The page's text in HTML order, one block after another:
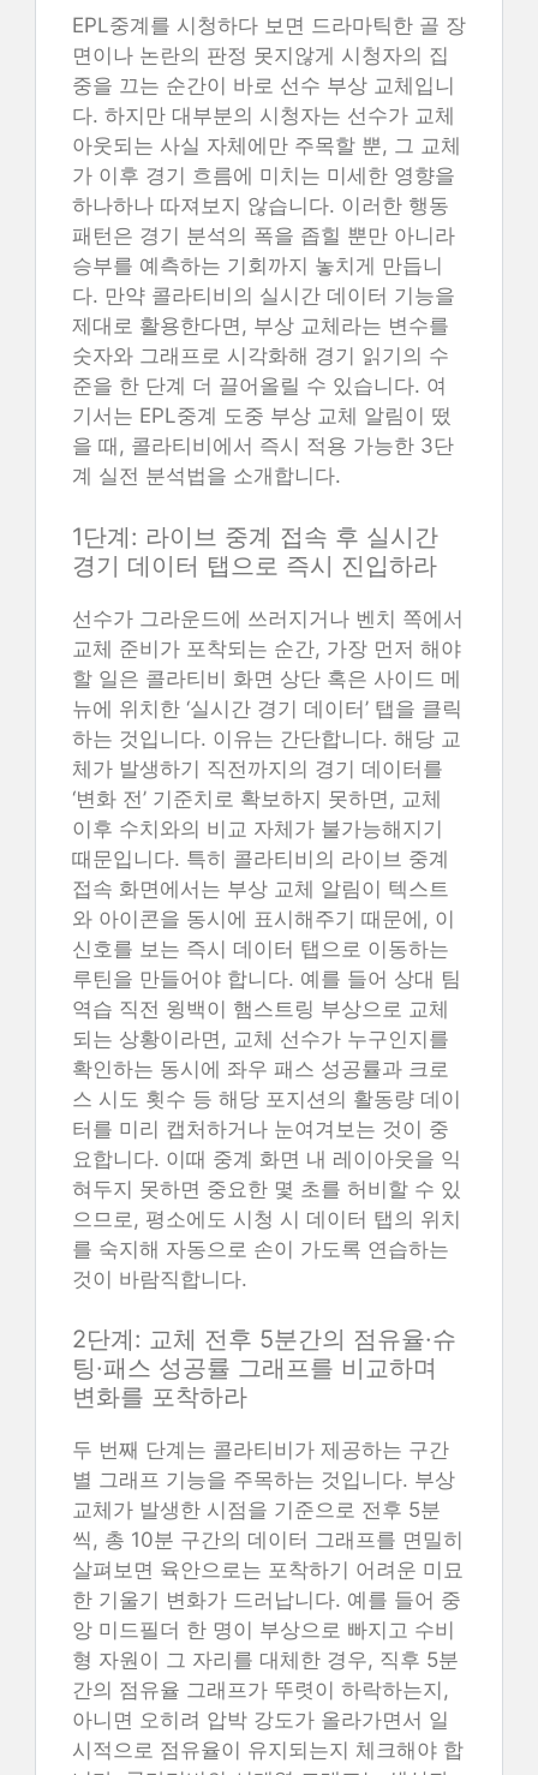
EPL중계를 시청하다 보면 드라마틱한 골 장
면이나 논란의 판정 못지않게 시청자의 집
중을 끄는 순간이 바로 선수 부상 교체입니
다. 하지만 대부분의 시청자는 선수가 교체
아웃되는 사실 자체에만 주목할 뿐, 그 교체
가 이후 경기 흐름에 미치는 미세한 영향을
하나하나 따져보지 않습니다. 이러한 행동
패턴은 경기 분석의 폭을 좁힐 뿐만 아니라
승부를 예측하는 기회까지 놓치게 만듭니
다. 만약 콜라티비의 실시간 데이터 기능을
제대로 활용한다면, 부상 교체라는 변수를
숫자와 그래프로 시각화해 경기 읽기의 수
준을 한 단계 더 끌어올릴 수 있습니다. 여
기서는 EPL중계 도중 부상 교체 알림이 떴
을 때, 콜라티비에서 즉시 적용 가능한 3단
계 실전 분석법을 소개합니다.
1단계: 라이브 중계 접속 후 실시간
경기 데이터 탭으로 즉시 진입하라
선수가 그라운드에 쓰러지거나 벤치 쪽에서
교체 준비가 포착되는 순간, 가장 먼저 해야
할 일은 콜라티비 화면 상단 혹은 사이드 메
뉴에 위치한 ‘실시간 경기 데이터’ 탭을 클릭
하는 것입니다. 이유는 간단합니다. 해당 교
체가 발생하기 직전까지의 경기 데이터를
‘변화 전’ 기준치로 확보하지 못하면, 교체
이후 수치와의 비교 자체가 불가능해지기
때문입니다. 특히 콜라티비의 라이브 중계
접속 화면에서는 부상 교체 알림이 텍스트
와 아이콘을 동시에 표시해주기 때문에, 이
신호를 보는 즉시 데이터 탭으로 이동하는
루틴을 만들어야 합니다. 예를 들어 상대 팀
역습 직전 윙백이 햄스트링 부상으로 교체
되는 상황이라면, 교체 선수가 누구인지를
확인하는 동시에 좌우 패스 성공률과 크로
스 시도 횟수 등 해당 포지션의 활동량 데이
터를 미리 캡처하거나 눈여겨보는 것이 중
요합니다. 이때 중계 화면 내 레이아웃을 익
혀두지 못하면 중요한 몇 초를 허비할 수 있
으므로, 평소에도 시청 시 데이터 탭의 위치
를 숙지해 자동으로 손이 가도록 연습하는
것이 바람직합니다.
2단계: 교체 전후 5분간의 점유율·슈
팅·패스 성공률 그래프를 비교하며
변화를 포착하라
두 번째 단계는 콜라티비가 제공하는 구간
별 그래프 기능을 주목하는 것입니다. 부상
교체가 발생한 시점을 기준으로 전후 5분
씩, 총 10분 구간의 데이터 그래프를 면밀히
살펴보면 육안으로는 포착하기 어려운 미묘
한 기울기 변화가 드러납니다. 예를 들어 중
앙 미드필더 한 명이 부상으로 빠지고 수비
형 자원이 그 자리를 대체한 경우, 직후 5분
간의 점유율 그래프가 뚜렷이 하락하는지,
아니면 오히려 압박 강도가 올라가면서 일
시적으로 점유율이 유지되는지 체크해야 합